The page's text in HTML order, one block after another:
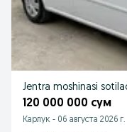
Jentra moshinasi
120 000 000 сум
Карлук - 06 августа 2026 г.